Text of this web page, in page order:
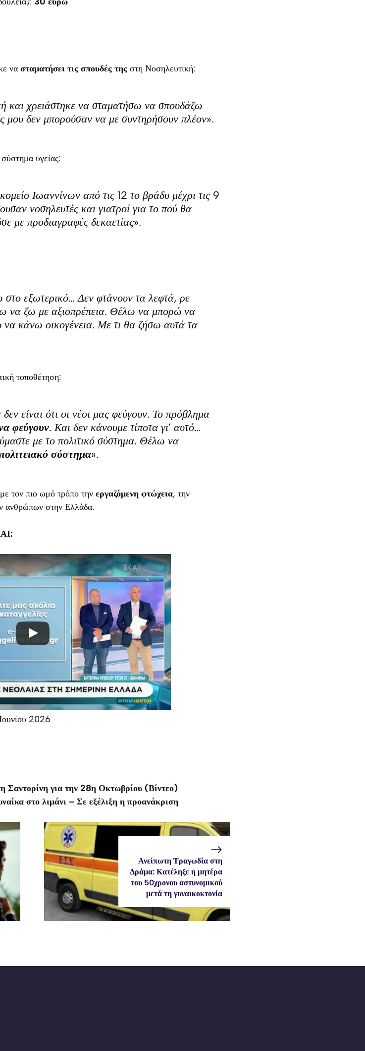
να σταματήσει τις σπουδές της στη Νοσηλευτική:
και χρειάστηκε να σταματήσω να σπουδάζω
μου δεν μπορούσαν να με συντηρήσουν πλέον».
υγείας:
Ιωαννίνων από τις 12 το βράδυ μέχρι τις 9
νοσηλευτές και γιατροί για το πού θα
με προδιαγραφές δεκαετίας».
εξωτερικό… Δεν φτάνουν τα λεφτά, ρε
να ζω με αξιοπρέπεια. Θέλω να μπορώ να
κάνω οικογένεια. Με τι θα ζήσω αυτά τα
τοποθέτηση:
είναι ότι οι νέοι μας φεύγουν. Το πρόβλημα
φεύγουν. Και δεν κάνουμε τίποτα γι’ αυτό…
με το πολιτικό σύστημα. Θέλω να
σύστημα».
τον πιο ωμό τρόπο την εργαζόμενη φτώχεια, την
ανθρώπων στην Ελλάδα.
2026
για την 28η Οκτωβρίου (Βίντεο)
στο λιμάνι – Σε εξέλιξη η προανάκριση
Ανείπωτη Τραγωδία στη
Δράμα: Κατέληξε η μητέρα
του 50χρονου αστυνομικού
μετά τη γυναικοκτονία